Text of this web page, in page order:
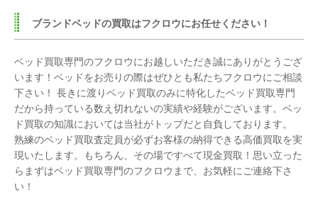
ブランドベッドの買取はフクロウにお任せください！
ベッド買取専門のフクロウにお越しいただき誠にありがとうござ
います！ベッドをお売りの際はぜひとも私たちフクロウにご相談
下さい！ 長きに渡りベッド買取のみに特化したベッド買取専門
だから持っている数え切れないの実績や経験がございます。ベッ
ド買取の知識においては当社がトップだと自負しております。
熟練のベッド買取査定員が必ずお客様の納得できる高価買取を実
現いたします。もちろん、その場ですべて現金買取！思い立った
らまずはベッド買取専門のフクロウまで、お気軽にご連絡下さ
い！